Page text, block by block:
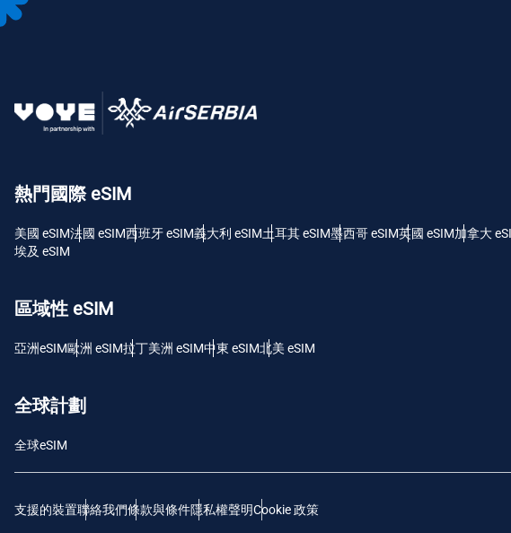
熱門國際 eSIM
美國 eSIM法國 eSIM西班牙 eSIM義大利 eSIM土耳其 eSIM墨西哥 eSIM英國 eSIM加拿大
埃及 eSIM
區域性 eSIM
亞洲eSIM歐洲 eSIM拉丁美洲 eSIM中東 eSIM北美 eSIM
全球計劃
全球eSIM
支援的裝置聯絡我們條款與條件隱私權聲明Cookie 政策